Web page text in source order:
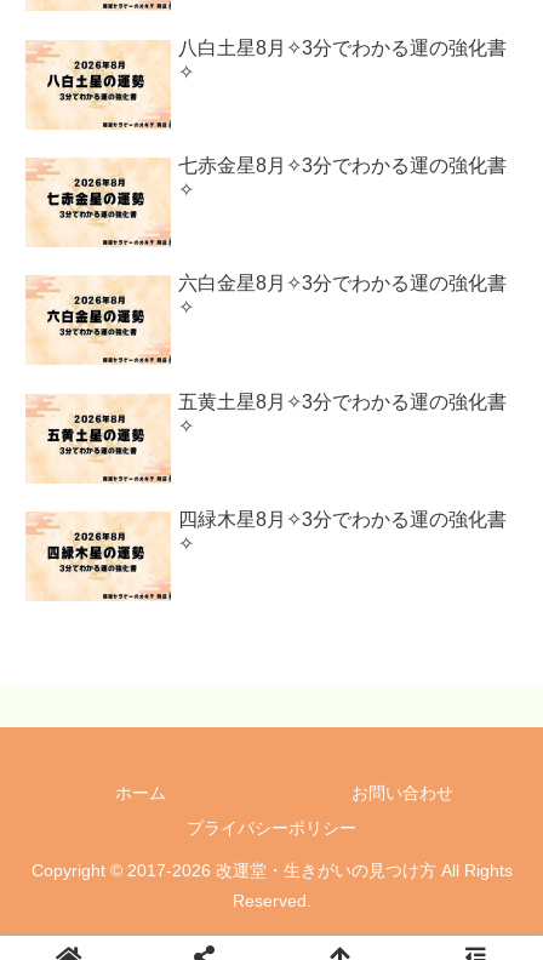
八白土星8月✧3分でわかる運の強化書
✧
七赤金星8月✧3分でわかる運の強化書
✧
六白金星8月✧3分でわかる運の強化書
✧
五黄土星8月✧3分でわかる運の強化書
✧
四緑木星8月✧3分でわかる運の強化書
✧
ホーム
お問い合わせ
プライバシーポリシー
Copyright © 2017-2026 改運堂・生きがいの見つけ方 All Rights
Reserved.